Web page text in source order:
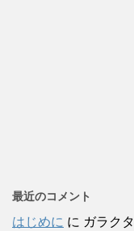
最近のコメント
はじめに に ガラクタ